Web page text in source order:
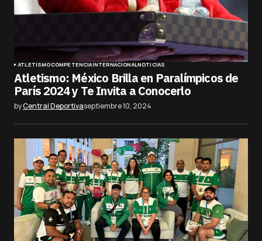
ATLETISMOCOMPETENCIAINTERNACIONALNOTICIAS
Atletismo: México Brilla en Paralímpicos de
París 2024 y Te Invita a Conocerlo
byCentral Deportivaseptiembre 10, 2024